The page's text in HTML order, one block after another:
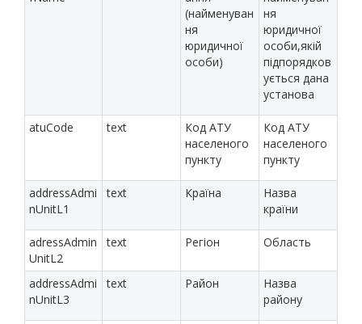
(найменуван
ня
юридичної
особи)
ня
юридичної
особи,якій
підпорядков
ується дана
установа
atuCode text
Код АТУ
населеного
пункту
Код АТУ
населеного
пункту
addressAdmi
nUnitL1
text Країна
Назва
країни
adressAdmin
UnitL2
text Регіон Область
addressAdmi
nUnitL3
text Район
Назва
району